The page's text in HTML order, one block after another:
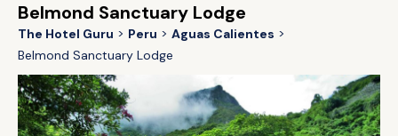
Belmond Sanctuary Lodge
The Hotel Guru Peru
Aguas Calientes
Belmond Sanctuary Lodge